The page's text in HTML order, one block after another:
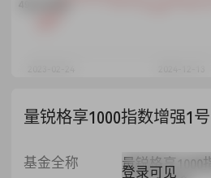
量锐格享1000指数增强1
基金全称
量锐格享1000
登录可见